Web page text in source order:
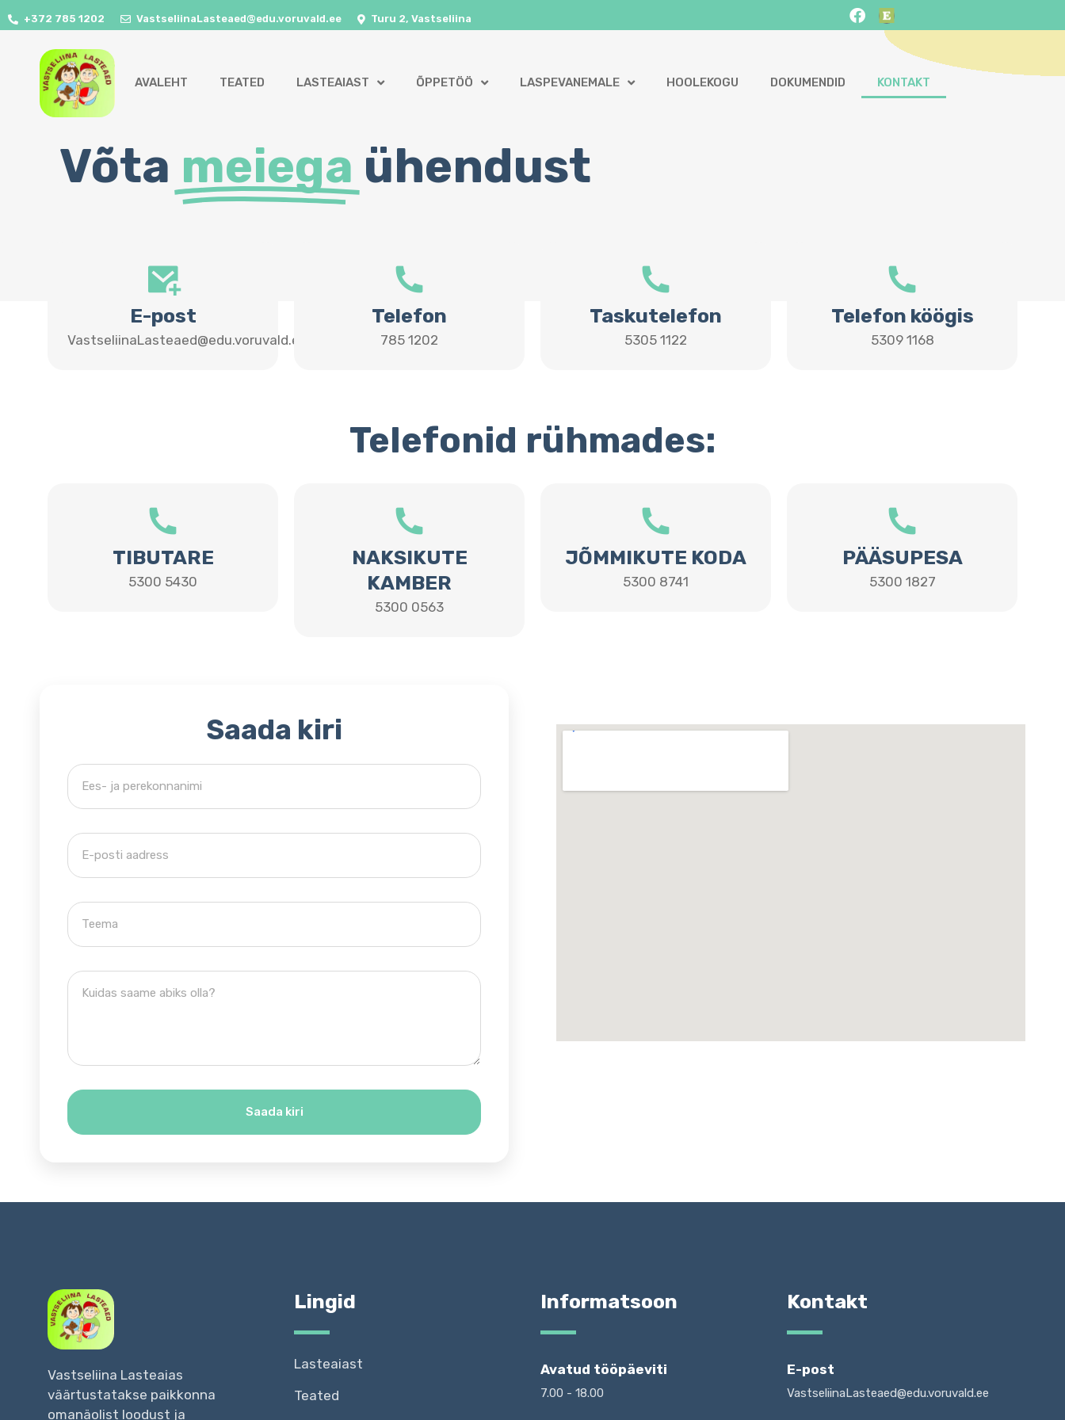
+372 785 1202 VastseliinaLasteaed@edu.voruvald.ee Turu 2, Vastseliina
AVALEHT TEATED LASTEAIAST ÕPPETÖÖ LASPEVANEMALE HOOLEKOGU DOKUMENDID KONTAKT
Võta meiega ühendust
E-post
VastseliinaLasteaed@edu.voruvald.ee
Telefon
785 1202
Taskutelefon
5305 1122
Telefon köögis
5309 1168
Telefonid rühmades:
TIBUTARE
5300 5430
NAKSIKUTE
KAMBER
5300 0563
JÕMMIKUTE KODA
5300 8741
PÄÄSUPESA
5300 1827
Saada kiri
Saada kiri
Vastseliina Lasteaias
väärtustatakse paikkonna
omanäolist loodust ja
Lingid
Lasteaiast
Teated
Informatsoon
Avatud tööpäeviti
7.00 - 18.00
Kontakt
E-post
VastseliinaLasteaed@edu.voruvald.ee